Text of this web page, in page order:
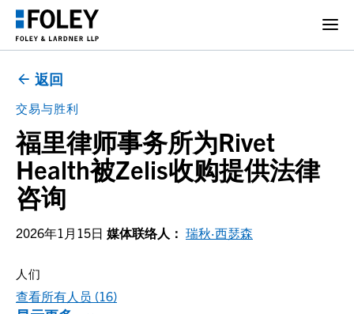
返回
交易与胜利
福里律师事务所为Rivet
Health被Zelis收购提供法律
咨询
2026年1月15日 媒体联络人： 瑞秋·西瑟森
人们
查看所有人员 (16)